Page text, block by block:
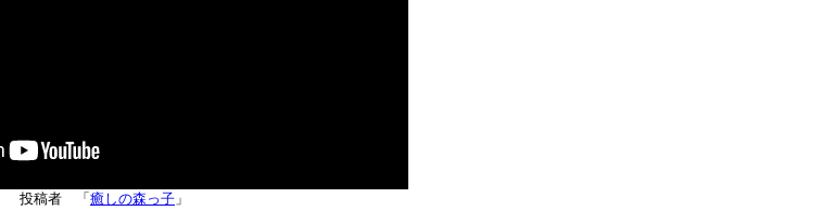
投稿者 「 癒しの森っ子 」